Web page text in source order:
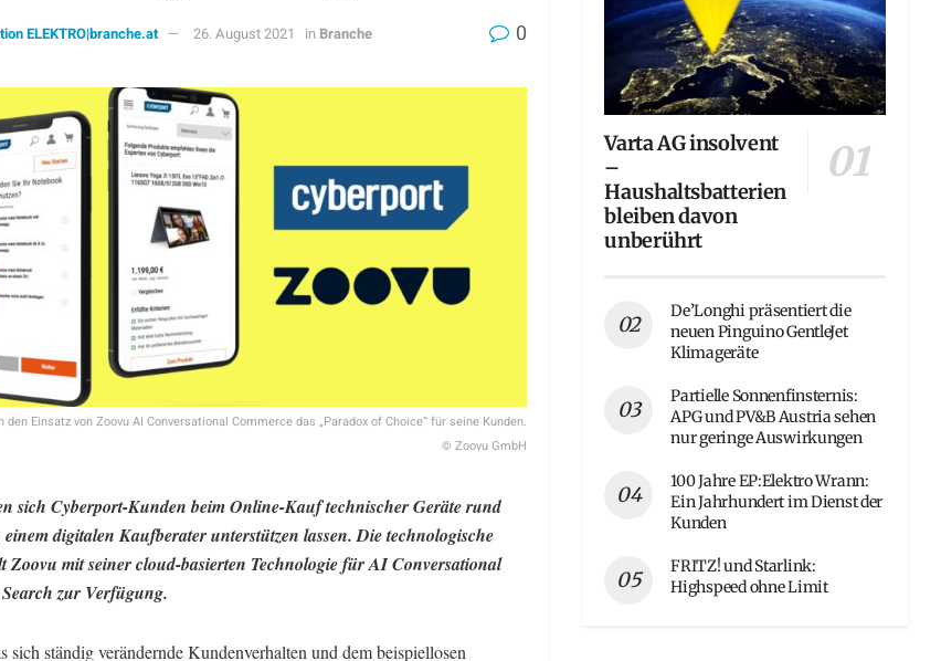
ELEKTRO|branche.at 26. August 2021 in Branche 0
Einsatz von Zoovu AI Conversational Commerce das „Paradox of Choice“ für seine Kunden.
© Zoovu GmbH
sich Cyberport-Kunden beim Online-Kauf technischer Geräte rund
digitalen Kaufberater unterstützen lassen. Die technologische
Zoovu mit seiner cloud-basierten Technologie für AI Conversational
zur Verfügung.
ständig verändernde Kundenverhalten und dem beispiellosen
Varta AG insolvent
–
Haushaltsbatterien
bleiben davon
unberührt
De’Longhi präsentiert die
neuen Pinguino GentleJet
Klimageräte
Partielle Sonnenfinsternis:
APG und PV&B Austria sehen
nur geringe Auswirkungen
100 Jahre EP:Elektro Wrann:
Ein Jahrhundert im Dienst der
Kunden
FRITZ! und Starlink:
Highspeed ohne Limit